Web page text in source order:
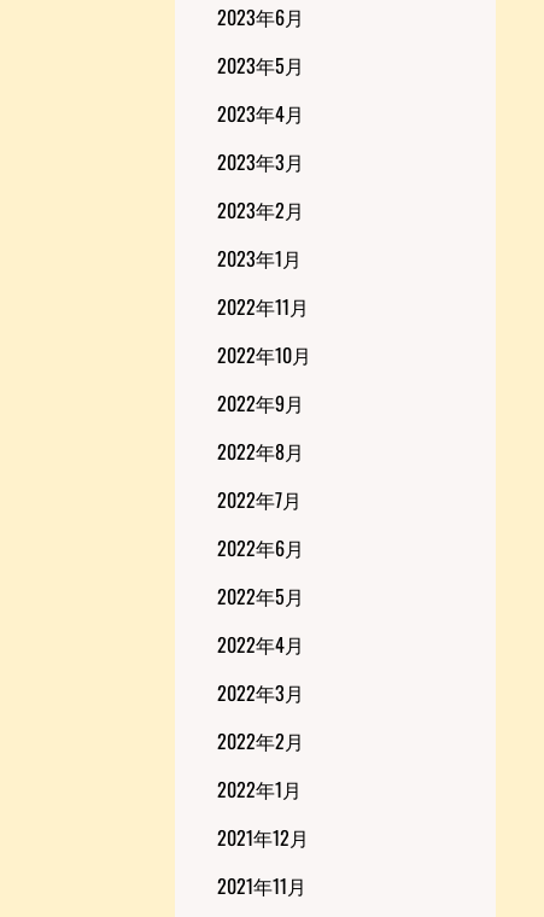
2023年6月
2023年5月
2023年4月
2023年3月
2023年2月
2023年1月
2022年11月
2022年10月
2022年9月
2022年8月
2022年7月
2022年6月
2022年5月
2022年4月
2022年3月
2022年2月
2022年1月
2021年12月
2021年11月